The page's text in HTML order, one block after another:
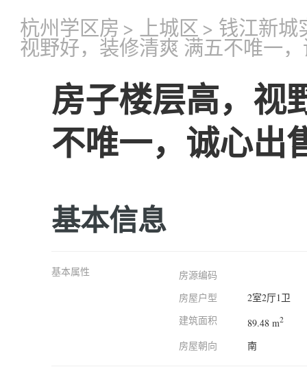
杭州学区房 > 上城区 > 钱江新城
视野好，装修清爽 满五不唯一
房子楼层高，视
不唯一，诚心出
基本信息
基本属性
房源编码
房屋户型
2室2厅1卫
建筑面积
89.48 m2
房屋朝向 南